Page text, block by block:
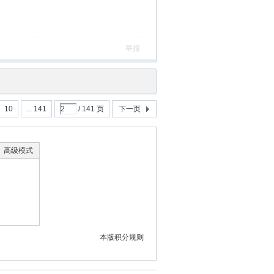
举报
10 ... 141 / 141 页 下一页
高级模式
本版积分规则